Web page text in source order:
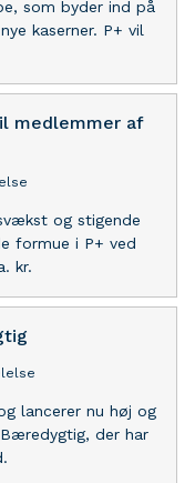
som byder ind på
kaserner. P+ vil
medlemmer af
og stigende
formue i P+ ved
kr.
lancerer nu høj og
der har